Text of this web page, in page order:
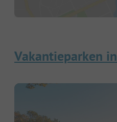
Vakantieparken